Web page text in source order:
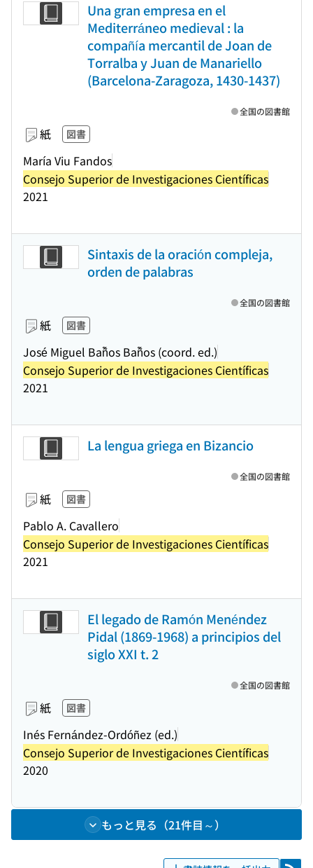
Una gran empresa en el
Mediterráneo medieval : la
compañía mercantil de Joan de
Torralba y Juan de Manariello
(Barcelona-Zaragoza, 1430-1437)
紙 図書
María Viu Fandos
Consejo Superior de Investigaciones Científicas
2021
全国の図書館
Sintaxis de la oración compleja,
orden de palabras
紙 図書
José Miguel Bañ̃os Bañ̃os (coord. ed.)
Consejo Superior de Investigaciones Científicas
2021
全国の図書館
La lengua griega en Bizancio
紙 図書
Pablo A. Cavallero
Consejo Superior de Investigaciones Científicas
2021
全国の図書館
El legado de Ramón Menéndez
Pidal (1869-1968) a principios del
siglo XXI t. 2
紙 図書
Inés Fernández-Ordóñez (ed.)
Consejo Superior de Investigaciones Científicas
2020
全国の図書館
もっと見る（21件目～）